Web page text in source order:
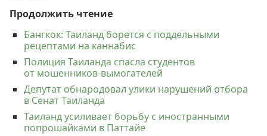
Продолжить чтение
Бангкок: Таиланд борется с поддельными
рецептами на каннабис
Полиция Таиланда спасла студентов
от мошенников-вымогателей
Депутат обнародовал улики нарушений отбора
в Сенат Таиланда
Таиланд усиливает борьбу с иностранными
попрошайками в Паттайе